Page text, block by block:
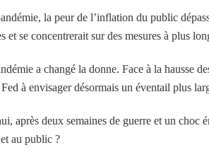
la peur de l’inflation du public
et se concentrerait sur des mesures à plus
a changé la donne. Face à la hausse
à envisager désormais un éventail plus
après deux semaines de guerre et un
au public ?